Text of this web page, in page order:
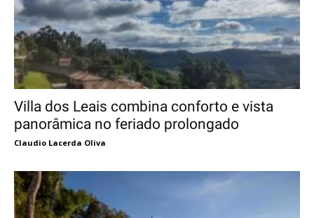
Villa dos Leais combina conforto e vista
panorâmica no feriado prolongado
Claudio Lacerda Oliva